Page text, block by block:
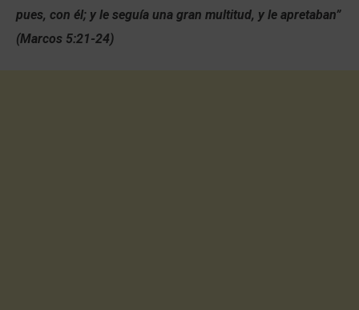
pues, con él; y le seguía una gran multitud, y le apretaban”
(Marcos 5:21-24)